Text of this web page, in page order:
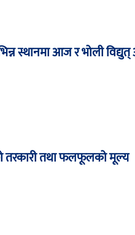
स्थानमा आज र भोली
तथा फलफूलको मूल्य